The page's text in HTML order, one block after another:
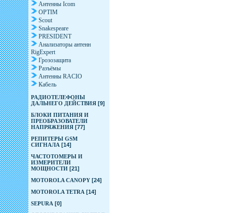
Антенны Icom
OPTIM
Scout
Snakespeare
PRESIDENT
Анализаторы антенн
RigExpert
Грозозащита
Разъёмы
Антенны RACIO
Кабель
РАДИОТЕЛЕФОНЫ
ДАЛЬНЕГО ДЕЙСТВИЯ [9]
БЛОКИ ПИТАНИЯ И
ПРЕОБРАЗОВАТЕЛИ
НАПРЯЖЕНИЯ [77]
РЕПИТЕРЫ GSM
СИГНАЛА [14]
ЧАСТОТОМЕРЫ И
ИЗМЕРИТЕЛИ
МОЩНОСТИ [21]
MOTOROLA CANOPY [24]
MOTOROLA TETRA [14]
SEPURA [0]